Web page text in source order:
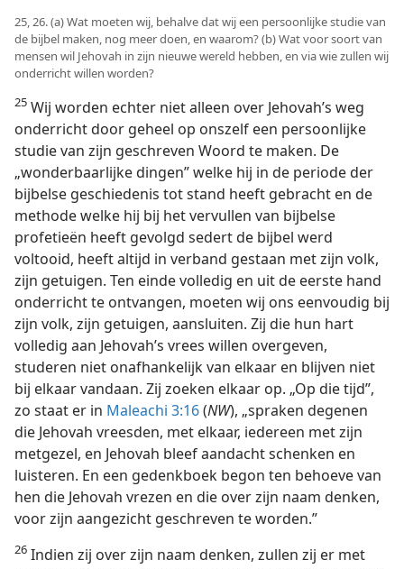
25, 26. (a) Wat moeten wij, behalve dat wij een persoonlijke studie van
de bijbel maken, nog meer doen, en waarom? (b) Wat voor soort van
mensen wil Jehovah in zijn nieuwe wereld hebben, en via wie zullen wij
onderricht willen worden?
25 Wij worden echter niet alleen over Jehovah’s weg
onderricht door geheel op onszelf een persoonlijke
studie van zijn geschreven Woord te maken. De
„wonderbaarlijke dingen” welke hij in de periode der
bijbelse geschiedenis tot stand heeft gebracht en de
methode welke hij bij het vervullen van bijbelse
profetieën heeft gevolgd sedert de bijbel werd
voltooid, heeft altijd in verband gestaan met zijn volk,
zijn getuigen. Ten einde volledig en uit de eerste hand
onderricht te ontvangen, moeten wij ons eenvoudig bij
zijn volk, zijn getuigen, aansluiten. Zij die hun hart
volledig aan Jehovah’s vrees willen overgeven,
studeren niet onafhankelijk van elkaar en blijven niet
bij elkaar vandaan. Zij zoeken elkaar op. „Op die tijd”,
zo staat er in Maleachi 3:16(NW), „spraken degenen
die Jehovah vreesden, met elkaar, iedereen met zijn
metgezel, en Jehovah bleef aandacht schenken en
luisteren. En een gedenkboek begon ten behoeve van
hen die Jehovah vrezen en die over zijn naam denken,
voor zijn aangezicht geschreven te worden.”
26 Indien zij over zijn naam denken, zullen zij er met